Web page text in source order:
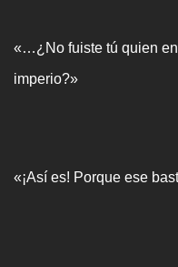
«…¿No fuiste tú quien
imperio?»
«¡Así es! Porque ese